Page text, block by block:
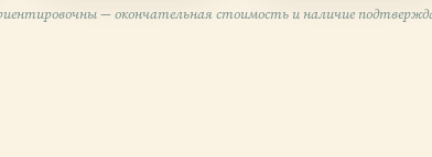
— окончательная стоимость и наличие